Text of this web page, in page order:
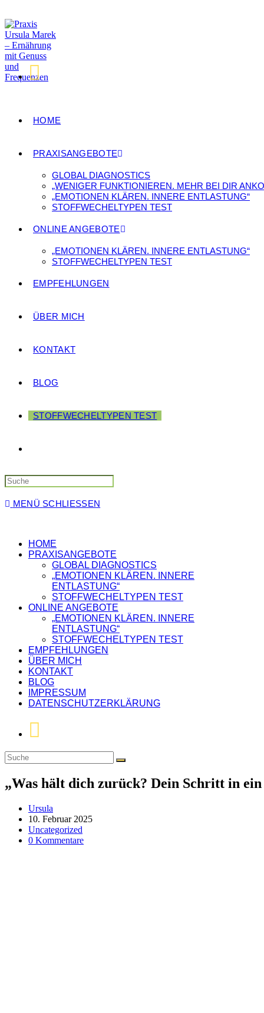
HOME
PRAXISANGEBOTE
GLOBAL DIAGNOSTICS
„WENIGER FUNKTIONIEREN. MEHR BEI DIR
„EMOTIONEN KLÄREN. INNERE ENTLASTUNG“
STOFFWECHELTYPEN TEST
ONLINE ANGEBOTE
„EMOTIONEN KLÄREN. INNERE ENTLASTUNG“
STOFFWECHELTYPEN TEST
EMPFEHLUNGEN
ÜBER MICH
KONTAKT
BLOG
STOFFWECHELTYPEN TEST
MENÜ SCHLIESSEN
HOME
PRAXISANGEBOTE
GLOBAL DIAGNOSTICS
„EMOTIONEN KLÄREN. INNERE
ENTLASTUNG“
STOFFWECHELTYPEN TEST
ONLINE ANGEBOTE
„EMOTIONEN KLÄREN. INNERE
ENTLASTUNG“
STOFFWECHELTYPEN TEST
EMPFEHLUNGEN
ÜBER MICH
KONTAKT
BLOG
IMPRESSUM
DATENSCHUTZERKLÄRUNG
„Was hält dich zurück? Dein Schritt in ein
Ursula
10. Februar 2025
Uncategorized
0 Kommentare